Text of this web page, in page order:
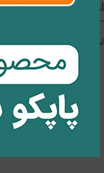
ارسال نظر
لطفا برای ارسال نظروارد